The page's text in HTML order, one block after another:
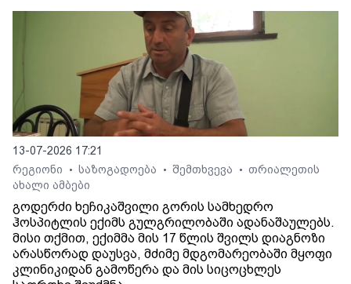
13-07-2026 17:21
რეგიონი
• საზოგადოება • შემთხვევა • თრიალეთის
ახალი ამბები
გოდერძი ხეჩიკაშვილი გორის სამხედრო
ჰოსპიტლის ექიმს გულგრილობაში ადანაშაულებს.
მისი თქმით, ექიმმა მის 17 წლის შვილს დიაგნოზი
არასწორად დაუსვა, მძიმე მდგომარეობაში მყოფი
კლინიკიდან გამოწერა და მის სიცოცხლეს